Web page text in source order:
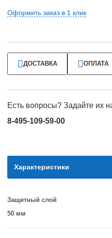
Оформить заказ в 1 клик
ДОСТАВКА ОПЛАТА
Есть вопросы? Задайте их
8-495-109-59-00
Характеристики
Защитный слой
50 мм